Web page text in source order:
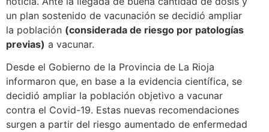
un plan sostenido de vacunación se decidió ampliar
la población (considerada de riesgo por patologías
previas) a vacunar.
Desde el Gobierno de la Provincia de La Rioja
informaron que, en base a la evidencia científica, se
decidió ampliar la población objetivo a vacunar
contra el Covid-19. Estas nuevas recomendaciones
surgen a partir del riesgo aumentado de enfermedad